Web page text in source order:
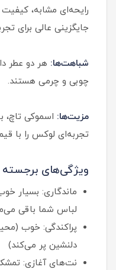
رایحه‌ای مشابه،
جایگزینی عالی برای
شباهت‌ها: هر دو عطر
چوبی و چرمی هستند.
مزیت‌ها: اسموکی تاچ،
تجربه‌ای لوکس را با
ویژگی‌های برجسته
ماندگاری: بسیار
لباس شما باقی
پراکندگی: خوب
دلنشین پر می‌کند)
نت‌های آغازی: